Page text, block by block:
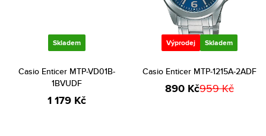
Skladem
Casio Enticer MTP-VD01B-
1BVUDF
1 179 Kč
Výprodej Skladem
Casio Enticer MTP-1215A-2ADF
890 Kč959 Kč